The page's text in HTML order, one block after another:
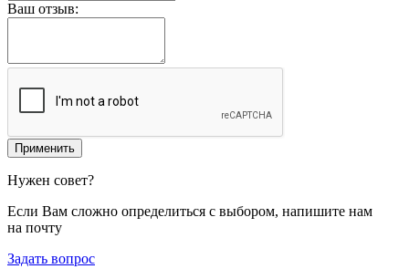
Ваш отзыв:
Применить
Нужен совет?
Если Вам сложно определиться с выбором, напишите нам
на почту
Задать вопрос